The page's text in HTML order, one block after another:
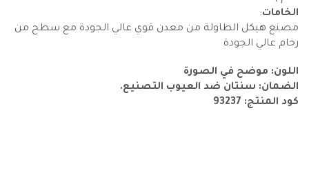
الخامات:
مصنع هيكل الطاولة من معدن قوي عالي الجودة مع سطح من
رخام عالي الجودة
اللون: موضح في الصورة
الضمان: سنتان ضد العيوب التصنيع.
كود المنتج: 93237